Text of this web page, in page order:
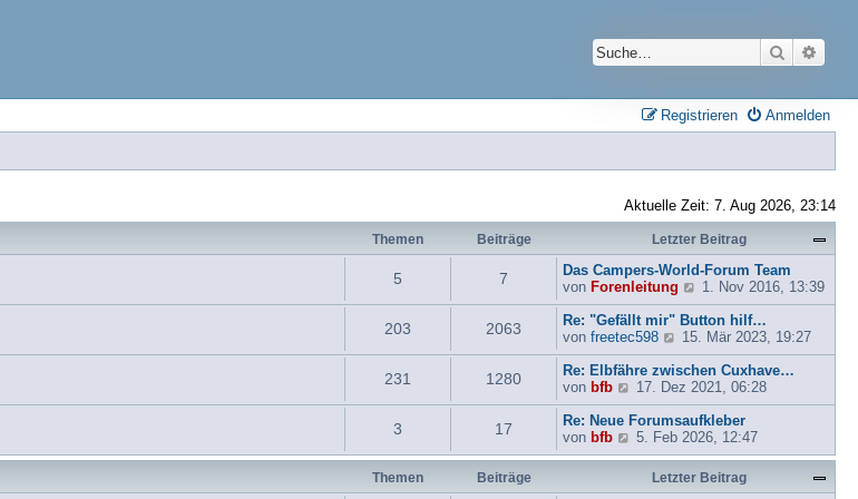
Suche
Anmelden
Registrieren
Aktuelle Zeit: 7. Aug 2026, 23:14
Themen Beiträge Letzter Beitrag
5 7
Das Campers-World-Forum Team
von Forenleitung
N
e
u
e
s
t
e
r
B
e
i
r
1. Nov 2016, 13:39
203 2063
Re: "Gefällt mir" Button hilf…
von freetec598
N
e
u
e
s
t
e
r
B
e
15. Mär 2023, 19:27
231 1280
Re: Elbfähre zwischen Cuxhave…
von bfb
N
e
u
e
s
17. Dez 2021, 06:28
3 17
Re: Neue Forumsaufkleber
von bfb
N
e
5. Feb 2026, 12:47
Themen Beiträge Letzter Beitrag